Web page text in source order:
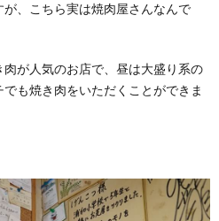
、こちら実は焼肉屋さんなんで
が人気のお店で、昼は大盛り系の
も焼き肉をいただくことができま